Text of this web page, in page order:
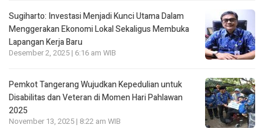
Sugiharto: Investasi Menjadi Kunci Utama Dalam
Menggerakan Ekonomi Lokal Sekaligus Membuka
Lapangan Kerja Baru
Desember 2, 2025 | 6:16 am WIB
Pemkot Tangerang Wujudkan Kepedulian untuk
Disabilitas dan Veteran di Momen Hari Pahlawan
2025
November 13, 2025 | 8:22 am WIB